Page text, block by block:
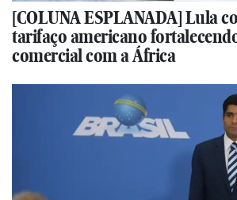
[COLUNA ESPLANADA] Lula
tarifaço americano
comercial com a África